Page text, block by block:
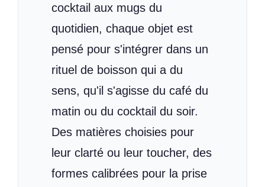
cocktail aux mugs du
quotidien, chaque objet est
pensé pour s'intégrer dans un
rituel de boisson qui a du
sens, qu'il s'agisse du café du
matin ou du cocktail du soir.
Des matières choisies pour
leur clarté ou leur toucher, des
formes calibrées pour la prise